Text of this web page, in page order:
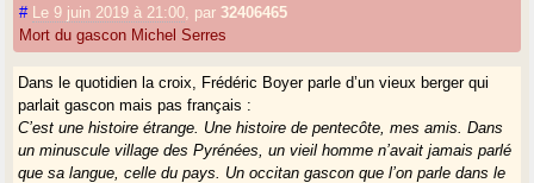
# Le 9 juin 2019 à 21:00 par32406465
Mort du gascon Michel Serres
Dans le quotidien la croix, Frédéric Boyer parle d’un vieux berger qui
parlait gascon mais pas français :
C’est une histoire étrange. Une histoire de pentecôte, mes amis. Dans
un minuscule village des Pyrénées, un vieil homme n’avait jamais parlé
que sa langue, celle du pays. Un occitan gascon que l’on parle dans le